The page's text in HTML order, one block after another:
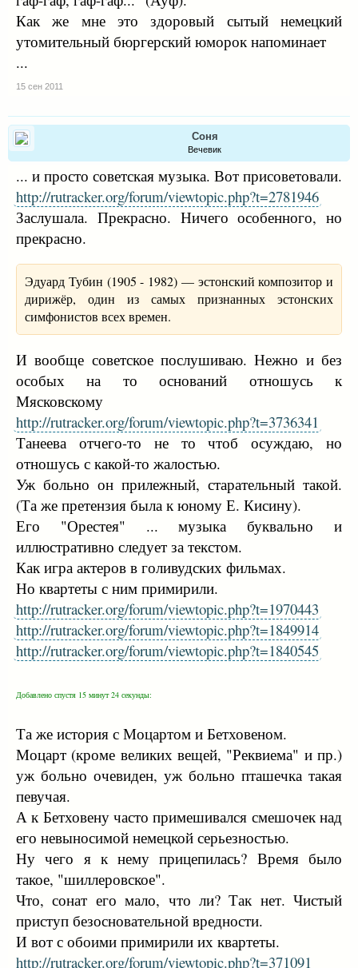
Как же мне это здоровый сытый немецкий
утомительный бюргерский юморок напоминает
...
15 сен 2011
Соня
Вечевик
... и просто советская музыка. Вот присоветовали.
http://rutracker.org/forum/viewtopic.php?t=2781946
Заслушала. Прекрасно. Ничего особенного, но
прекрасно.
Эдуард Тубин (1905 - 1982) — эстонский композитор и
дирижёр, один из самых признанных эстонских
симфонистов всех времен.
И вообще советское послушиваю. Нежно и без
особых на то оснований отношусь к
Мясковскому
http://rutracker.org/forum/viewtopic.php?t=3736341
Танеева отчего-то не то чтоб осуждаю, но
отношусь с какой-то жалостью.
Уж больно он прилежный, старательный такой.
(Та же претензия была к юному Е. Кисину).
Его "Орестея" ... музыка буквально и
иллюстративно следует за текстом.
Как игра актеров в голивудских фильмах.
Но квартеты с ним примирили.
http://rutracker.org/forum/viewtopic.php?t=1970443
http://rutracker.org/forum/viewtopic.php?t=1849914
http://rutracker.org/forum/viewtopic.php?t=1840545
Добавлено спустя 15 минут 24 секунды:
Та же история с Моцартом и Бетховеном.
Моцарт (кроме великих вещей, "Реквиема" и пр.)
уж больно очевиден, уж больно пташечка такая
певучая.
А к Бетховену часто примешивался смешочек над
его невыносимой немецкой серьезностью.
Ну чего я к нему прицепилась? Время было
такое, "шиллеровское".
Что, сонат его мало, что ли? Так нет. Чистый
приступ безосновательной вредности.
И вот с обоими примирили их квартеты.
http://rutracker.org/forum/viewtopic.php?t=371091